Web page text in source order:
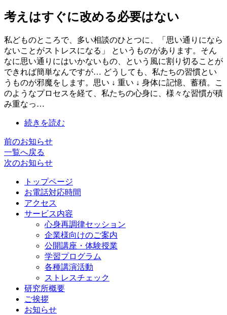
考えはすぐに改める必要はない
私どものところで、多い相談のひとつに、「思い通りになら
ないことがストレスになる」 というものがあります。そん
なに思い通りにはいかないもの、という風に割り切ることが
できれば簡単なんですが… どうしても、私たちの習慣とい
うものが邪魔をします。思い ↓ 重い ↓ 身体に記憶、蓄積。こ
のようなプロセスを経て、私たちの心身に、様々な習慣が積
み重なっ…
続きを読む
前のお知らせ
一覧へ戻る
次のお知らせ
トップページ
お電話対応時間
アクセス
サービス内容
心身再調律セッション
企業様向けのご案内
公開講座・体験授業
学習プログラム
各種講演活動
ストレスチェック
研究所概要
ご挨拶
お知らせ